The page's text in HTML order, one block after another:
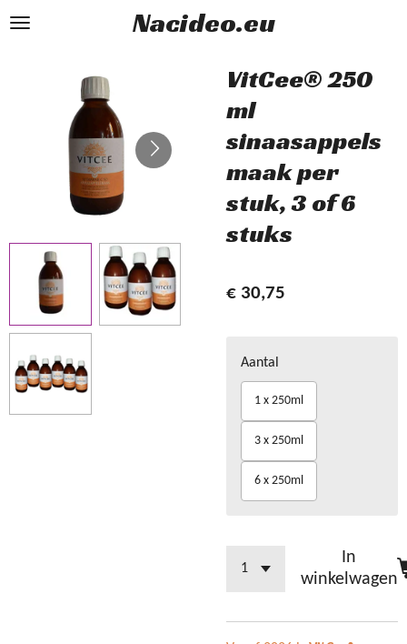
Ga
hoofdinhoud
Nacideo.eu
VitCee® 250
ml
sinaasappels
maak per
stuk, 3 of 6
stuks
€ 30,75
Aantal
1 x 250ml
3 x 250ml
6 x 250ml
In
winkelwagen